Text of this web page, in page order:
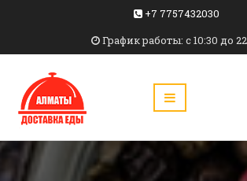
+7 7757432030
График работы: c 10:30 до